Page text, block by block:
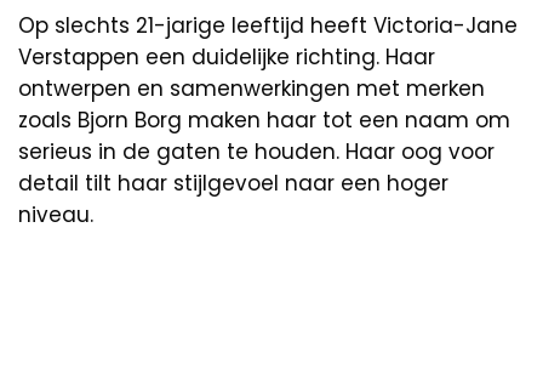
Op slechts 21-jarige leeftijd heeft Victoria-Jane
Verstappen een duidelijke richting. Haar
ontwerpen en samenwerkingen met merken
zoals Bjorn Borg maken haar tot een naam om
serieus in de gaten te houden. Haar oog voor
detail tilt haar stijlgevoel naar een hoger
niveau.